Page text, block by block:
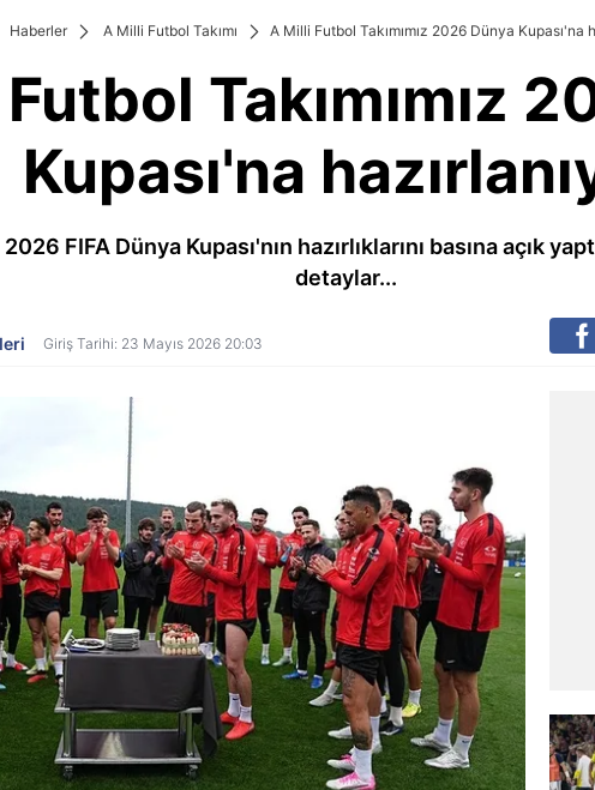
Haberler A Milli Futbol Takımı A Milli Futbol Takımımız 2026 Dünya Kupası'na
Takımımız
Kupası'na
FIFA Dünya Kupası'nın hazırlıklarını basına açık
detaylar...
Giriş Tarihi: 23 Mayıs 2026 20:03